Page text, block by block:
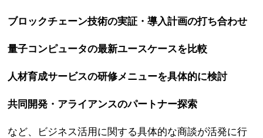
ブロックチェーン技術の実証・導入計画の打ち合わせ
量子コンピュータの最新ユースケースを比較
人材育成サービスの研修メニューを具体的に検討
共同開発・アライアンスのパートナー探索
など、ビジネス活用に関する具体的な商談が活発に行